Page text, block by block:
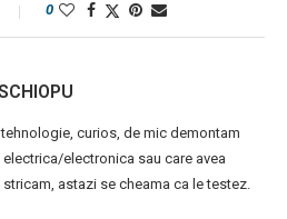
0
curios, de mic demontam
electronica sau care avea
astazi se cheama ca le testez.